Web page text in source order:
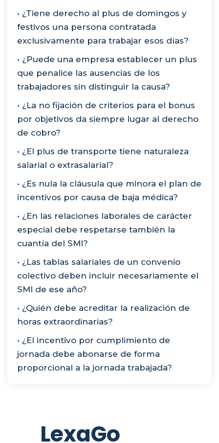
• ¿Tiene derecho al plus de domingos y
festivos una persona contratada
exclusivamente para trabajar esos días?
• ¿Puede una empresa establecer un plus
que penalice las ausencias de los
trabajadores sin distinguir la causa?
• ¿La no fijación de criterios para el bonus
por objetivos da siempre lugar al derecho
de cobro?
• ¿El plus de transporte tiene naturaleza
salarial o extrasalarial?
• ¿Es nula la cláusula que minora el plan de
incentivos por causa de baja médica?
• ¿En las relaciones laborales de carácter
especial debe respetarse también la
cuantía del SMI?
• ¿Las tablas salariales de un convenio
colectivo deben incluir necesariamente el
SMI de ese año?
• ¿Quién debe acreditar la realización de
horas extraordinarias?
• ¿El incentivo por cumplimiento de
jornada debe abonarse de forma
proporcional a la jornada trabajada?
LexaGo